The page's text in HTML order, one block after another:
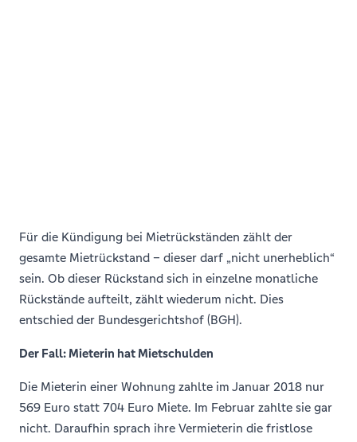
Für die Kündigung bei Mietrückständen zählt der
gesamte Mietrückstand – dieser darf „nicht unerheblich“
sein. Ob dieser Rückstand sich in einzelne monatliche
Rückstände aufteilt, zählt wiederum nicht. Dies
entschied der Bundesgerichtshof (BGH).
Der Fall: Mieterin hat Mietschulden
Die Mieterin einer Wohnung zahlte im Januar 2018 nur
569 Euro statt 704 Euro Miete. Im Februar zahlte sie gar
nicht. Daraufhin sprach ihre Vermieterin die fristlose